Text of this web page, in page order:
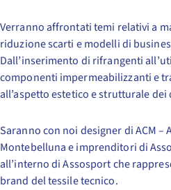
Verranno affrontati temi relativi a
riduzione scarti e modelli di
Dall’inserimento di rifrangenti
componenti impermeabilizzanti e
all’aspetto estetico e strutturale
Saranno con noi designer di ACM –
Montebelluna e imprenditori di
all’interno di Assosport che
brand del tessile tecnico.